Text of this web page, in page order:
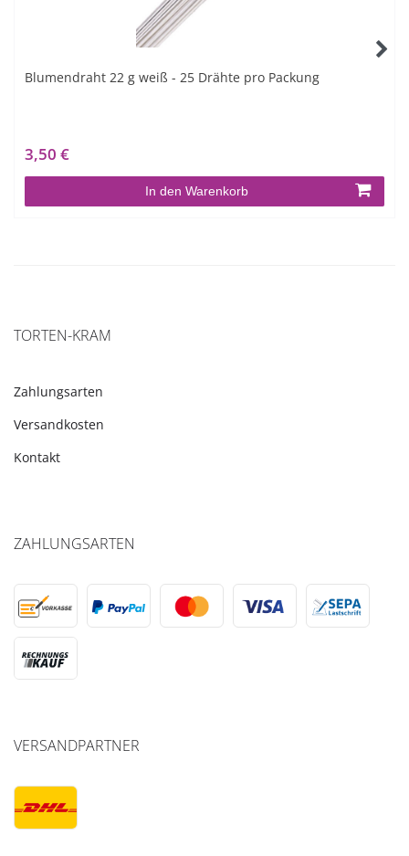
Blumendraht 22 g weiß - 25 Drähte pro Packung
3,50 €
In den Warenkorb
TORTEN-KRAM
Zahlungsarten
Versandkosten
Kontakt
ZAHLUNGSARTEN
VERSANDPARTNER